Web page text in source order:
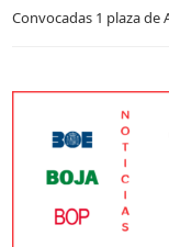
Convocadas 1 plaza de